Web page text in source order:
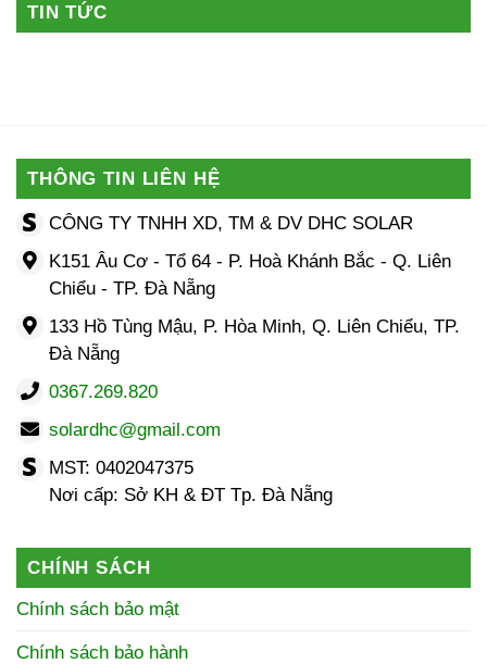
TIN TỨC
THÔNG TIN LIÊN HỆ
CÔNG TY TNHH XD, TM & DV DHC SOLAR
K151 Âu Cơ - Tổ 64 - P. Hoà Khánh Bắc - Q. Liên
Chiểu - TP. Đà Nẵng
133 Hồ Tùng Mậu, P. Hòa Minh, Q. Liên Chiểu, TP.
Đà Nẵng
0367.269.820
solardhc@gmail.com
MST: 0402047375
Nơi cấp: Sở KH & ĐT Tp. Đà Nẵng
CHÍNH SÁCH
Chính sách bảo mật
Chính sách bảo hành